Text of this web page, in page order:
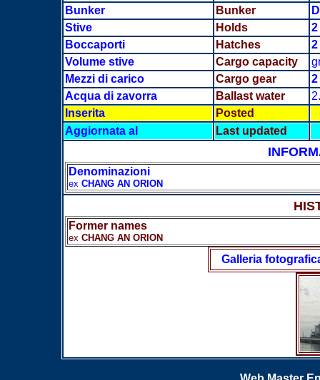
Bunker
Bunker
Stive
Holds
Boccaporti
Hatches
2
Volume stive
Cargo capacity
Mezzi di carico
Cargo gear
2
Acqua di zavorra
Ballast water
Inserita
Posted
Aggiornata al
Last updated
Denominazioni
ex CHANG AN ORION
Former names
ex CHANG AN ORION
Galleria